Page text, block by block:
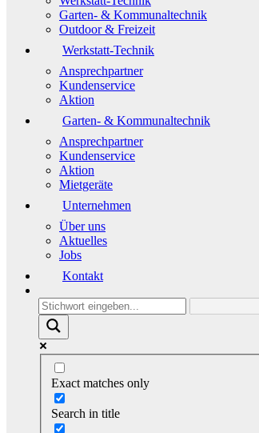
Garten- & Kommunaltechnik
Outdoor & Freizeit
Werkstatt-Technik
Ansprechpartner
Kundenservice
Aktion
Garten- & Kommunaltechnik
Ansprechpartner
Kundenservice
Aktion
Mietgeräte
Unternehmen
Über uns
Aktuelles
Jobs
Kontakt
Exact matches only
Search in title